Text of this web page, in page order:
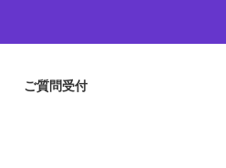
ご質問受付